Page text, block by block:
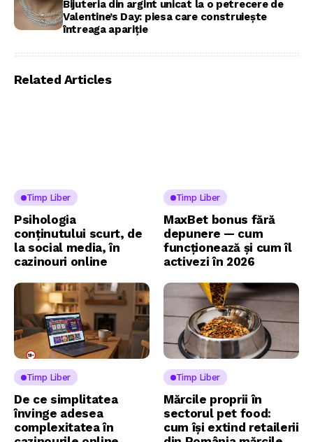
Bijuteria din argint unicat la o petrecere de
Valentine’s Day: piesa care construiește
întreaga apariție
Related Articles
Timp Liber
Psihologia
conținutului scurt, de
la social media, în
cazinouri online
Timp Liber
MaxBet bonus fără
depunere — cum
funcționează și cum îl
activezi în 2026
Timp Liber
De ce simplitatea
învinge adesea
complexitatea în
Timp Liber
Mărcile proprii în
sectorul pet food:
cum își extind retailerii